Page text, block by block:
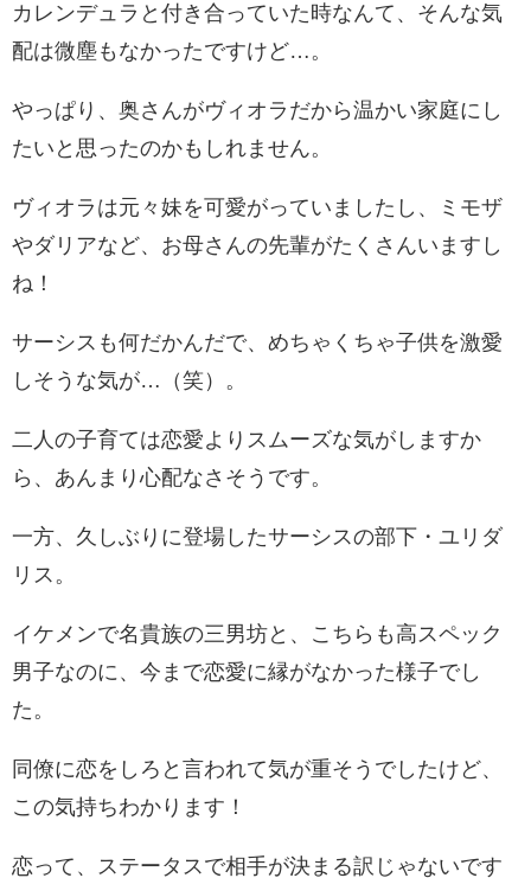
カレンデュラと付き合っていた時なんて、そんな気
配は微塵もなかったですけど…。
やっぱり、奥さんがヴィオラだから温かい家庭にし
たいと思ったのかもしれません。
ヴィオラは元々妹を可愛がっていましたし、ミモザ
やダリアなど、お母さんの先輩がたくさんいますし
ね！
サーシスも何だかんだで、めちゃくちゃ子供を激愛
しそうな気が…（笑）。
二人の子育ては恋愛よりスムーズな気がしますか
ら、あんまり心配なさそうです。
一方、久しぶりに登場したサーシスの部下・ユリダ
リス。
イケメンで名貴族の三男坊と、こちらも高スペック
男子なのに、今まで恋愛に縁がなかった様子でし
た。
同僚に恋をしろと言われて気が重そうでしたけど、
この気持ちわかります！
恋って、ステータスで相手が決まる訳じゃないです